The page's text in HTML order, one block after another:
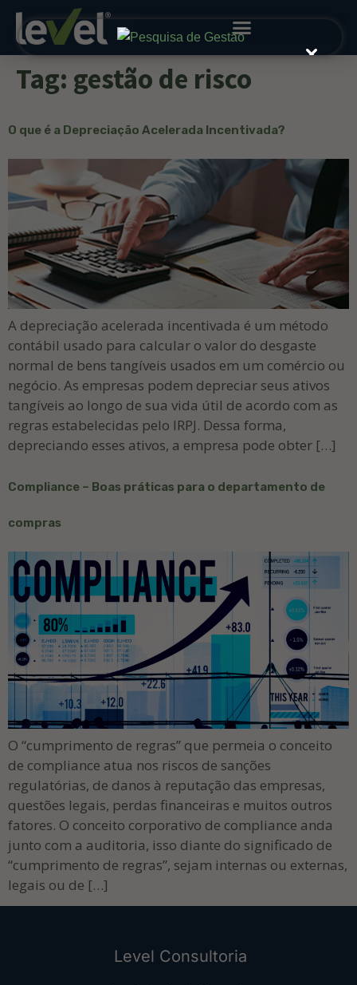
Tag: gestão de risco
O que é a Depreciação Acelerada Incentivada?
A depreciação acelerada incentivada é um método
contábil usado para calcular o valor do desgaste
normal de bens tangíveis usados ​​em um comércio ou
negócio. As empresas podem depreciar seus ativos
tangíveis ao longo de sua vida útil de acordo com as
regras estabelecidas pelo IRPJ. Dessa forma,
depreciando esses ativos, a empresa pode obter […]
Compliance – Boas práticas para o departamento de
compras
O “cumprimento de regras” que permeia o conceito
de compliance atua nos riscos de sanções
regulatórias, de danos à reputação das empresas,
questões legais, perdas financeiras e muitos outros
fatores. O conceito corporativo de compliance anda
junto com a auditoria, isso diante do significado de
“cumprimento de regras”, sejam internas ou externas,
legais ou de […]
Level Consultoria